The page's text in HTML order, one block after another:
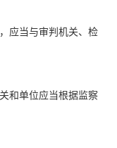
应当与审判机关、检
和单位应当根据监察